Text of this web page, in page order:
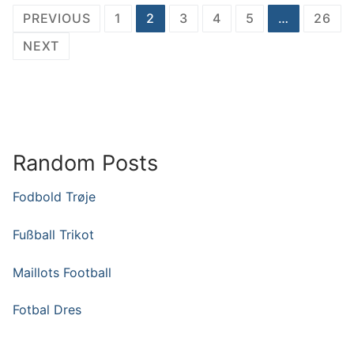
Posts
navigation
PREVIOUS 1 2 3 4 5 …
26
NEXT
Random Posts
Fodbold Trøje
Fußball Trikot
Maillots Football
Fotbal Dres